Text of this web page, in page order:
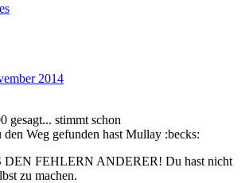
2014
gesagt... stimmt schon
den Weg gefunden hast Mullay :becks:
DEN FEHLERN ANDERER! Du hast nicht
zu machen.